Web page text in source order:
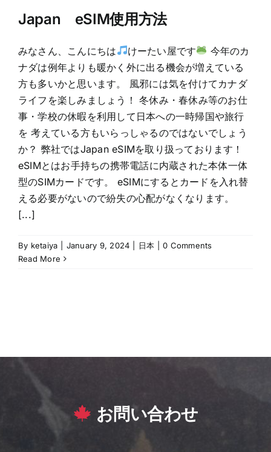
Japan eSIM使用方法
みなさん、こんにちは けーたい屋です
今年のカ
ナダは例年よりも暖かく外に出る機会が増えている
方も多いかと思います。 風邪には気を付けてカナダ
ライフを楽しみましょう！ 冬休み・春休み等のお仕
事・学校の休暇を利用して日本への一時帰国や旅行
を 考えている方もいらっしゃるのではないでしょう
か？ 弊社ではJapan eSIMを取り扱っております！
eSIMとはお手持ちの携帯電話に内蔵された本体一体
型のSIMカードです。 eSIMにするとカードを入れ替
える必要がないので紛失の心配がなくなります。
[...]
By ketaiya January 9, 2024 日本
0 Comments
Read More
お問い合わせ